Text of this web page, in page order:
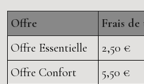
Offre Frais
Offre Essentielle
2,50 €
Offre Confort
5,50 €